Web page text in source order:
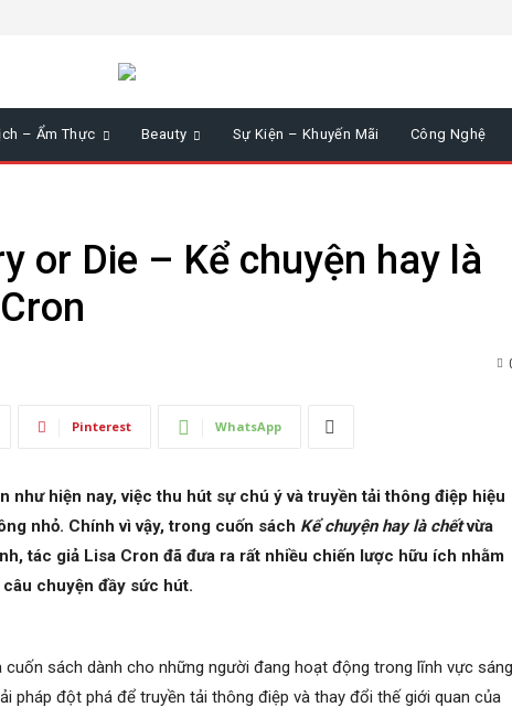
– Ẩm Thực Beauty Sự Kiện – Khuyến Mãi Công Nghệ
or Die – Kể chuyện hay là
Pinterest WhatsApp
như hiện nay, việc thu hút sự chú ý và truyền tải thông điệp hiệu
nhỏ. Chính vì vậy, trong cuốn sách Kể chuyện hay là chếtvừa
tác giả Lisa Cron đã đưa ra rất nhiều chiến lược hữu ích nhằm
chuyện đầy sức hút.
cuốn sách dành cho những người đang hoạt động trong lĩnh vực sáng
pháp đột phá để truyền tải thông điệp và thay đổi thế giới quan của